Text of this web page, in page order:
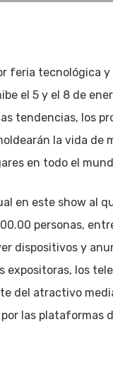
feria tecnológica
el 5 y el 8 de
tendencias, los
la vida de
en todo el
en este show al
personas,
dispositivos y
expositoras, los
del atractivo
las plataformas